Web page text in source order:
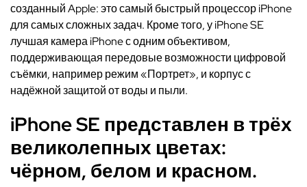
созданный Apple: это самый быстрый процессор iPhone
для самых сложных задач. Кроме того, у iPhone SE
лучшая камера iPhone с одним объективом,
поддерживающая передовые возможности цифровой
съёмки, например режим «Портрет», и корпус с
надёжной защитой от воды и пыли.
iPhone SE представлен в трёх
великолепных цветах:
чёрном, белом и красном.